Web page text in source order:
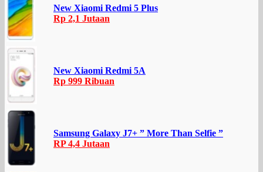
New Xiaomi Redmi 5 Plus
Rp 2,1 Jutaan
New Xiaomi Redmi 5A
Rp 999 Ribuan
Samsung Galaxy J7+ ” More Than Selfie ”
RP 4,4 Jutaan